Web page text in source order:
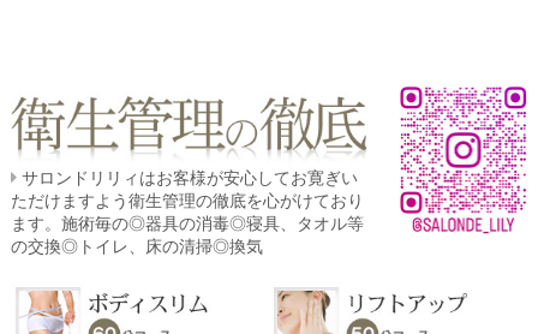
サロンドリリィはお客様が安心してお寛ぎい
ただけますよう衛生管理の徹底を心がけており
ます。施術毎の◎器具の消毒◎寝具、タオル等
の交換◎トイレ、床の清掃◎換気